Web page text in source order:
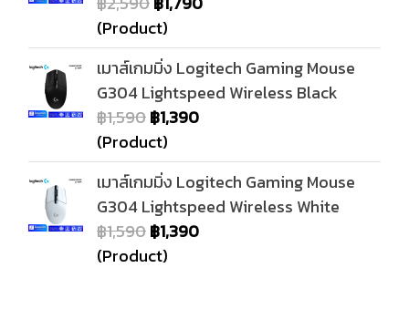
(Product)
เมาส์เกมมิ่ง Logitech Gaming Mouse
G304 Lightspeed Wireless Black
฿1,590฿1,390
(Product)
เมาส์เกมมิ่ง Logitech Gaming Mouse
G304 Lightspeed Wireless White
฿1,590฿1,390
(Product)